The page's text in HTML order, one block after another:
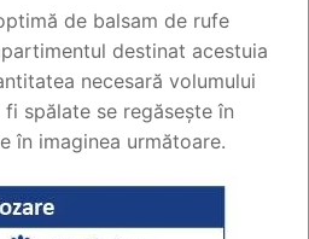
de balsam de rufe
destinat acestuia
necesară volumului
spălate se regăsește în
în imaginea următoare.